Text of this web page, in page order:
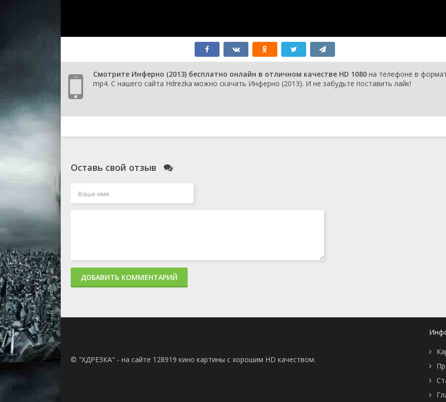
Смотрите Инферно (2013) бесплатно онлайн в отличном качестве HD 1080 на телефоне в
mp4. С нашего сайта Hdrezka можно скачать Инферно (2013). И не забудьте поставить лайк!
Оставь свой отзыв
ДОБАВИТЬ КОММЕНТАРИЙ
© "ХДРЕЗКА" - на сайте 128919 кино картины с хорошим HD качеством.